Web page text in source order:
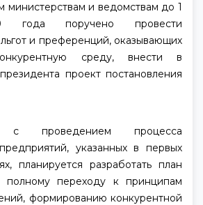
министерствам и ведомствам до 1
года поручено провести
и преференций, оказывающих
среду, внести в
проект постановления
с проведением процесса
указанных в первых
планируется разработать план
полному переходу к принципам
формированию конкурентной